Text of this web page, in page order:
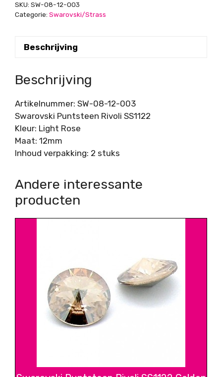
aantal
SKU: SW-08-12-003
Categorie: Swarovski/Strass
Beschrijving
Beschrijving
Artikelnummer: SW-08-12-003
Swarovski Puntsteen Rivoli SS1122
Kleur: Light Rose
Maat: 12mm
Inhoud verpakking: 2 stuks
Andere interessante
producten